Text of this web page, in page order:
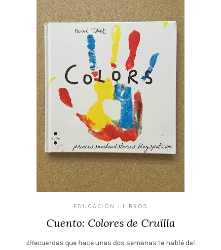
EDUCACIÓN • LIBROS
Cuento: Colores de Cruïlla
¿Recuerdas que hace unas dos semanas te hablé del